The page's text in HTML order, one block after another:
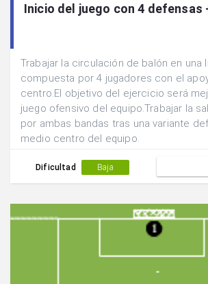
Inicio del juego con 4 defensas
Trabajar la circulación de balón en una
compuesta por 4 jugadores con el
centro.El objetivo del ejercicio será
juego ofensivo del equipo.Trabajar la
por ambas bandas tras una variante
medio centro del equipo.
Dificultad Baja